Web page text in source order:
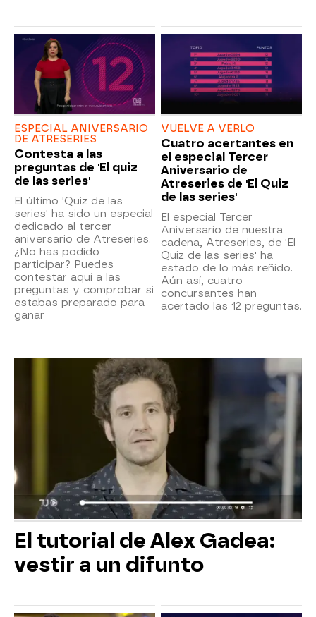
ESPECIAL ANIVERSARIO
DE ATRESERIES
Contesta a las
preguntas de 'El quiz
de las series'
El último 'Quiz de las
series' ha sido un especial
dedicado al tercer
aniversario de Atreseries.
¿No has podido
participar? Puedes
contestar aquí a las
preguntas y comprobar si
estabas preparado para
ganar
VUELVE A VERLO
Cuatro acertantes en
el especial Tercer
Aniversario de
Atreseries de 'El Quiz
de las series'
El especial Tercer
Aniversario de nuestra
cadena, Atreseries, de 'El
Quiz de las series' ha
estado de lo más reñido.
Aún así, cuatro
concursantes han
acertado las 12 preguntas.
El tutorial de Alex Gadea:
vestir a un difunto